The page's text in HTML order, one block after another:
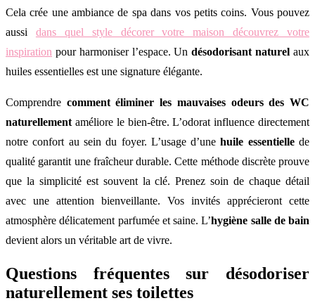
Cela crée une ambiance de spa dans vos petits coins. Vous pouvez
aussi dans quel style décorer votre maison découvrez votre
inspiration pour harmoniser l’espace. Undésodorisant naturel aux
huiles essentielles est une signature élégante.
Comprendre comment éliminer les mauvaises odeurs des WC
naturellement améliore le bien-être. L’odorat influence directement
notre confort au sein du foyer. L’usage d’unehuile essentiellede
qualité garantit une fraîcheur durable. Cette méthode discrète prouve
que la simplicité est souvent la clé. Prenez soin de chaque détail
avec une attention bienveillante. Vos invités apprécieront cette
atmosphère délicatement parfumée et saine. L’hygiène salle de bain
devient alors un véritable art de vivre.
Questions fréquentes sur désodoriser
naturellement ses toilettes